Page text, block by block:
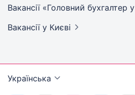
Вакансії «Головний бухгалтер у
Вакансії у Києві
Українська